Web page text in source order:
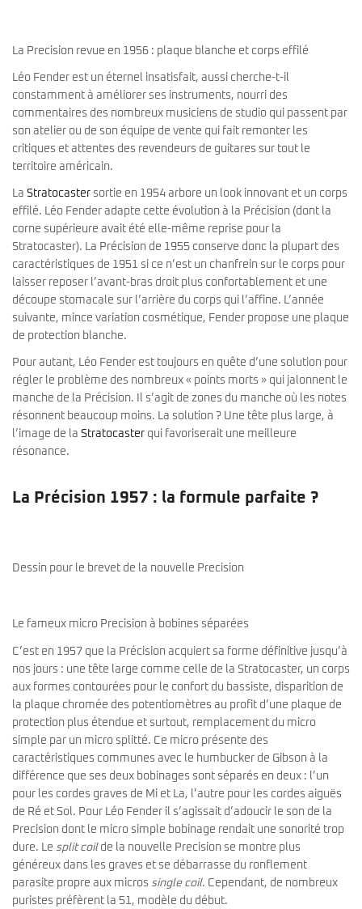
La Precision revue en 1956 : plaque blanche et corps effilé
Léo Fender est un éternel insatisfait, aussi cherche-t-il
constamment à améliorer ses instruments, nourri des
commentaires des nombreux musiciens de studio qui passent par
son atelier ou de son équipe de vente qui fait remonter les
critiques et attentes des revendeurs de guitares sur tout le
territoire américain.
La Stratocaster sortie en 1954 arbore un look innovant et un corps
effilé. Léo Fender adapte cette évolution à la Précision (dont la
corne supérieure avait été elle-même reprise pour la
Stratocaster). La Précision de 1955 conserve donc la plupart des
caractéristiques de 1951 si ce n’est un chanfrein sur le corps pour
laisser reposer l’avant-bras droit plus confortablement et une
découpe stomacale sur l’arrière du corps qui l’affine. L’année
suivante, mince variation cosmétique, Fender propose une plaque
de protection blanche.
Pour autant, Léo Fender est toujours en quête d’une solution pour
régler le problème des nombreux « points morts » qui jalonnent le
manche de la Précision. Il s’agit de zones du manche où les notes
résonnent beaucoup moins. La solution ? Une tête plus large, à
l’image de la Stratocaster qui favoriserait une meilleure
résonance.
La Précision 1957 : la formule parfaite ?
Dessin pour le brevet de la nouvelle Precision
Le fameux micro Precision à bobines séparées
C’est en 1957 que la Précision acquiert sa forme définitive jusqu’à
nos jours : une tête large comme celle de la Stratocaster, un corps
aux formes contourées pour le confort du bassiste, disparition de
la plaque chromée des potentiomètres au profit d’une plaque de
protection plus étendue et surtout, remplacement du micro
simple par un micro splitté. Ce micro présente des
caractéristiques communes avec le humbucker de Gibson à la
différence que ses deux bobinages sont séparés en deux : l’un
pour les cordes graves de Mi et La, l’autre pour les cordes aiguës
de Ré et Sol. Pour Léo Fender il s’agissait d’adoucir le son de la
Precision dont le micro simple bobinage rendait une sonorité trop
dure. Le split coilde la nouvelle Precision se montre plus
généreux dans les graves et se débarrasse du ronflement
parasite propre aux micros single coil. Cependant, de nombreux
puristes préfèrent la 51, modèle du début.